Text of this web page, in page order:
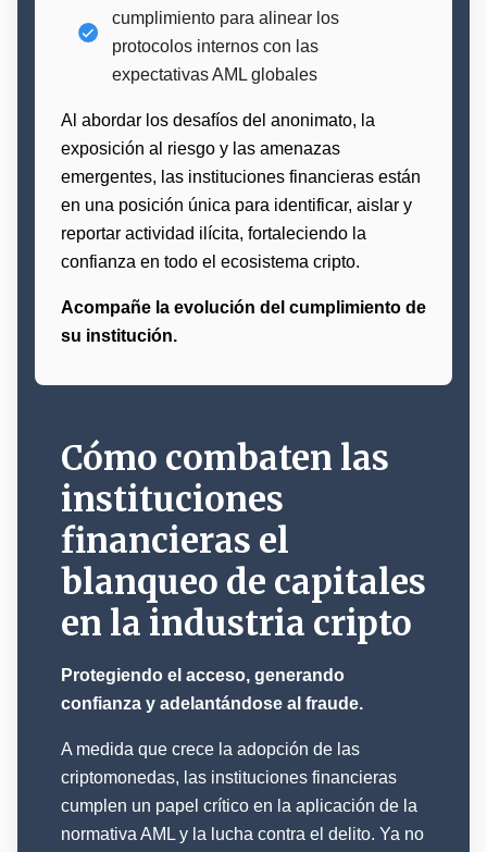
cumplimiento para alinear los
protocolos internos con las
expectativas AML globales
Al abordar los desafíos del anonimato, la
exposición al riesgo y las amenazas
emergentes, las instituciones financieras están
en una posición única para identificar, aislar y
reportar actividad ilícita, fortaleciendo la
confianza en todo el ecosistema cripto.
Acompañe la evolución del cumplimiento de
su institución.
Cómo combaten las
instituciones
financieras el
blanqueo de capitales
en la industria cripto
Protegiendo el acceso, generando
confianza y adelantándose al fraude.
A medida que crece la adopción de las
criptomonedas, las instituciones financieras
cumplen un papel crítico en la aplicación de la
normativa AML y la lucha contra el delito. Ya no